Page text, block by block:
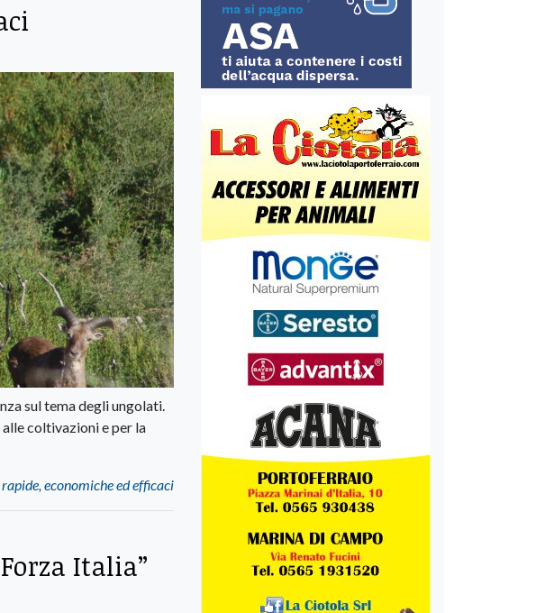
sul tema degli ungolati.
coltivazioni e per la
economiche ed efficaci
Italia”